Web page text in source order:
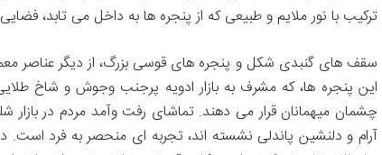
ترکیب با نور ملایم و طبیعی که از پنجره ها به داخل می تابد،
سقف های گنبدی شکل و پنجره های قوسی بزرگ، از دیگر عناصر
این پنجره ها، که مشرف به بازار ادویه پرجنب وجوش و شاخ
چشمان میهمانان قرار می دهند. تماشای رفت وآمد مردم در
آرام و دلنشین پاندلی نشسته اند، تجربه ای منحصر به فرد است.